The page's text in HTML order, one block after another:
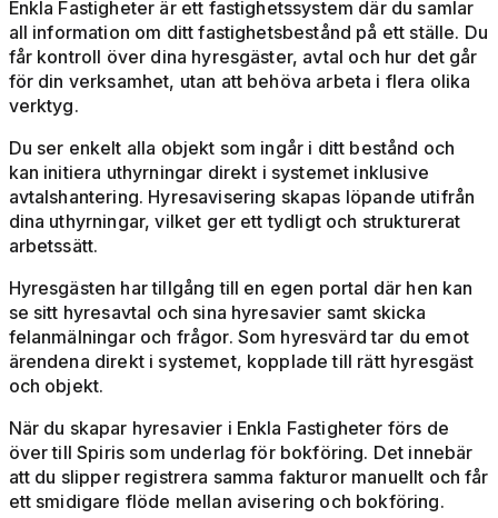
Enkla Fastigheter är ett fastighetssystem där du samlar
all information om ditt fastighetsbestånd på ett ställe. Du
får kontroll över dina hyresgäster, avtal och hur det går
för din verksamhet, utan att behöva arbeta i flera olika
verktyg.
Du ser enkelt alla objekt som ingår i ditt bestånd och
kan initiera uthyrningar direkt i systemet inklusive
avtalshantering. Hyresavisering skapas löpande utifrån
dina uthyrningar, vilket ger ett tydligt och strukturerat
arbetssätt.
Hyresgästen har tillgång till en egen portal där hen kan
se sitt hyresavtal och sina hyresavier samt skicka
felanmälningar och frågor. Som hyresvärd tar du emot
ärendena direkt i systemet, kopplade till rätt hyresgäst
och objekt.
När du skapar hyresavier i Enkla Fastigheter förs de
över till Spiris som underlag för bokföring. Det innebär
att du slipper registrera samma fakturor manuellt och får
ett smidigare flöde mellan avisering och bokföring.